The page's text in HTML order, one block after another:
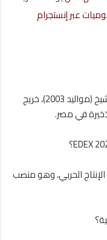
عبر إنستجرام
ج: هو مهندس مصري من محافظة كفر الشيخ (مواليد 2003)، خريج
في مصر.
الحربي، وهو منصب